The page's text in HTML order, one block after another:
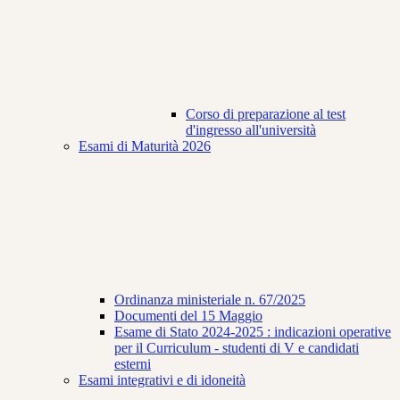
Corso di preparazione al test
d'ingresso all'università
Esami di Maturità 2026
Ordinanza ministeriale n. 67/2025
Documenti del 15 Maggio
Esame di Stato 2024-2025 : indicazioni operative
per il Curriculum - studenti di V e candidati
esterni
Esami integrativi e di idoneità